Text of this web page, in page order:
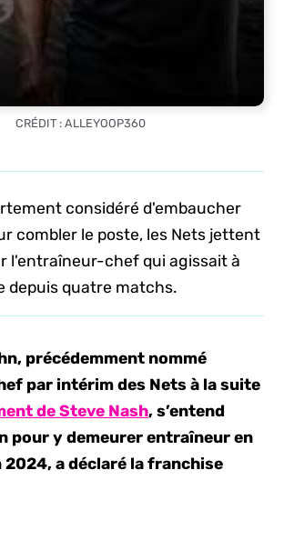
CRÉDIT : ALLEYOOP360
considéré d'embaucher
combler le poste, les Nets jettent
l'entraîneur-chef qui agissait à
depuis quatre matchs.
précédemment nommé
par intérim des Nets à la suite
de Steve Nash, s’entend
pour y demeurer entraîneur en
2024, a déclaré la franchise